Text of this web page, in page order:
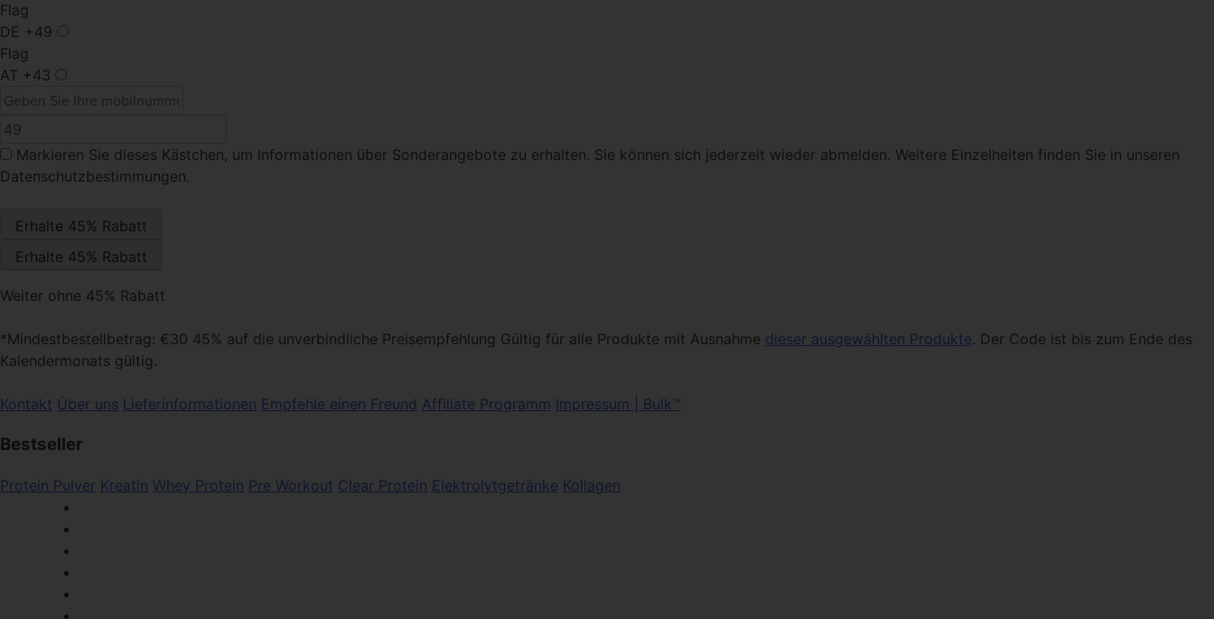
Flag
DE +49
Flag
AT +43
Markieren Sie dieses Kästchen, um Informationen über Sonderangebote zu erhalten. Sie können sich jederzeit wieder abmelden. Weitere Einzelheiten finden Sie in unseren
Datenschutzbestimmungen.
Weiter ohne 45% Rabatt
*Mindestbestellbetrag: €30 45% auf die unverbindliche Preisempfehlung Gültig für alle Produkte mit Ausnahme dieser ausgewählten Produkte. Der Code ist bis zum Ende des
Kalendermonats gültig.
Kontakt Über uns Lieferinformationen Empfehle einen Freund Affiliate Programm Impressum | Bulk™
Bestseller
Protein Pulver Kreatin Whey Protein Pre Workout Clear Protein Elektrolytgetränke Kollagen